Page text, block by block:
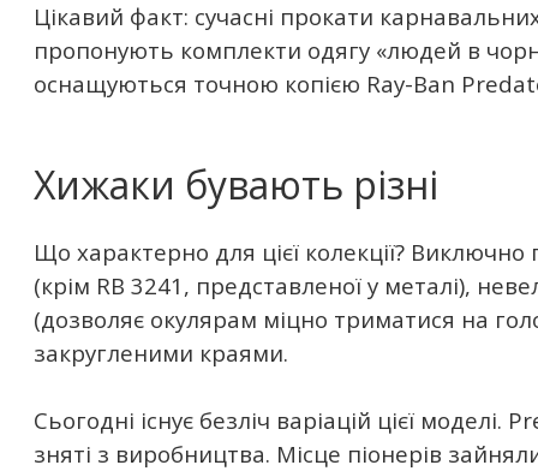
Цікавий факт: сучасні прокати
пропонують комплекти одягу «людей в
оснащуються точною копією Ray-Ban
Хижаки бувають різні
Що характерно для цієї колекції? Виключно
(крім RB 3241, представленої у металі),
(дозволяє окулярам міцно триматися на
закругленими краями.
Сьогодні існує безліч варіацій цієї моделі.
зняті з виробництва. Місце піонерів